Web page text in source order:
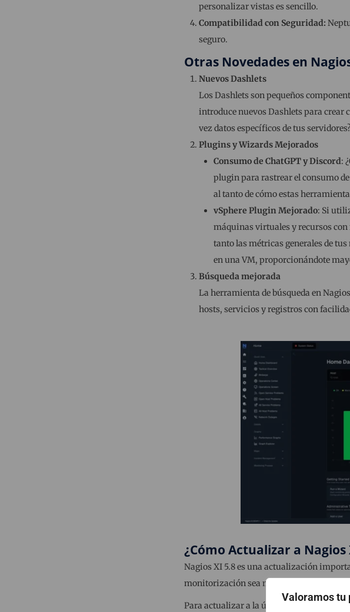
Valoramos tu
personalizar vistas es sencillo.
Compatibilidad con Seguridad:
seguro.
Otras Novedades en
Nuevos Dashlets
Los Dashlets son pequeños
introduce nuevos Dashlets para crear
vez datos específicos de tus
Plugins y Wizards Mejorados
Consumo de ChatGPT y Discord:
plugin para rastrear el consumo
al tanto de cómo estas
vSphere Plugin Mejorado: Si
máquinas virtuales y recursos
tanto las métricas generales de
en una VM, proporcionándote
Búsqueda mejorada
La herramienta de búsqueda en
hosts, servicios y registros con
¿Cómo Actualizar a Nagios
Nagios XI 5.8 es una actualización
monitorización sea más eficiente y
Para actualizar a la última versión sigue